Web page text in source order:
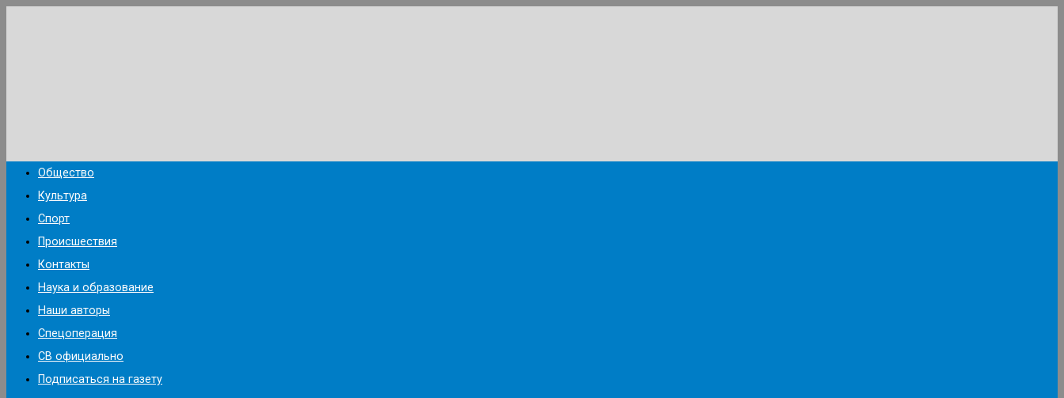
Общество
Культура
Спорт
Происшествия
Контакты
Наука и образование
Наши авторы
Спецоперация
СВ официально
Подписаться на газету